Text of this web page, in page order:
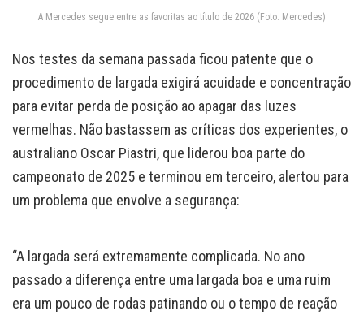
A Mercedes segue entre as favoritas ao título de 2026 (Foto: Mercedes)
Nos testes da semana passada ficou patente que o
procedimento de largada exigirá acuidade e concentração
para evitar perda de posição ao apagar das luzes
vermelhas. Não bastassem as críticas dos experientes, o
australiano Oscar Piastri, que liderou boa parte do
campeonato de 2025 e terminou em terceiro, alertou para
um problema que envolve a segurança:
“A largada será extremamente complicada. No ano
passado a diferença entre uma largada boa e uma ruim
era um pouco de rodas patinando ou o tempo de reação